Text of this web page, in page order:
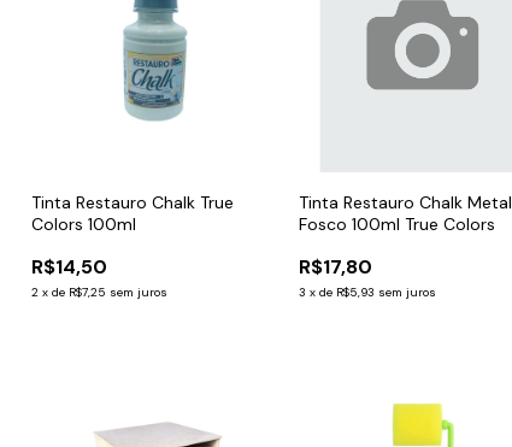
Tinta Restauro Chalk True
Colors 100ml
R$14,50
2 x de R$7,25 sem juros
Tinta Restauro Chalk Metal
Fosco 100ml True Colors
R$17,80
3 xde R$5,93 sem juros